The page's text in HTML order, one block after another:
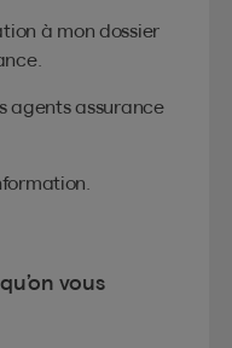
à mon dossier
agents assurance
vous